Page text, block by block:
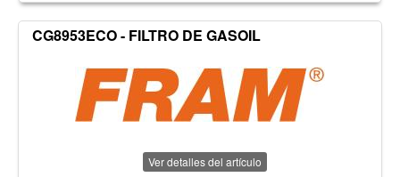
CG8953ECO - FILTRO DE GASOIL
Ver detalles del artículo